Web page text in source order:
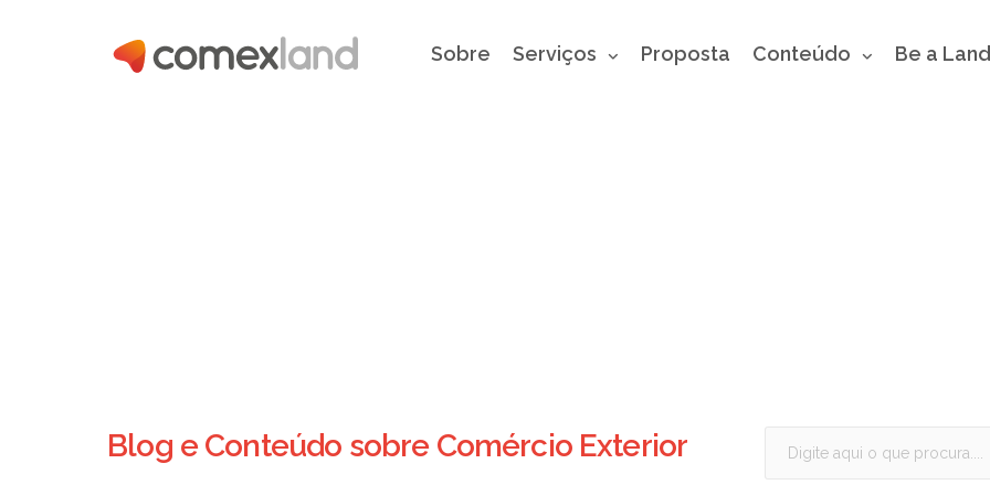
Sobre Serviços Proposta Conteúdo Be a
Blog e Conteúdo sobre Comércio Exterior